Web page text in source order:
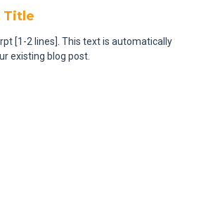
Title
[1-2 lines]. This text is automatically
existing blog post.